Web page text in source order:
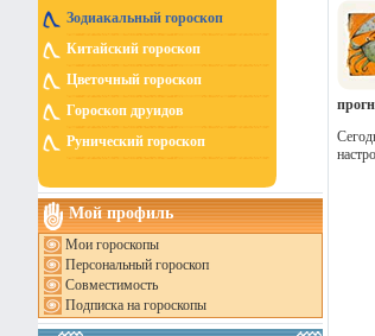
Зодиакальный гороскоп
Китайский гороскоп
Цветочный гороскоп
Гороскоп друидов
Рунический гороскоп
Мой профиль
Мои гороскопы
Персональный гороскоп
Совместимость
Подписка на гороскопы